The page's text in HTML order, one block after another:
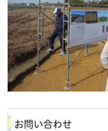
お問い合わせ